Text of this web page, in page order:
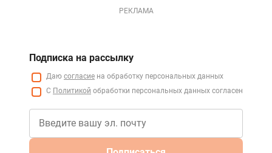
РЕКЛАМА
Подписка на рассылку
Даю согласие на обработку персональных данных
С Политикой обработки персональных данных согласен